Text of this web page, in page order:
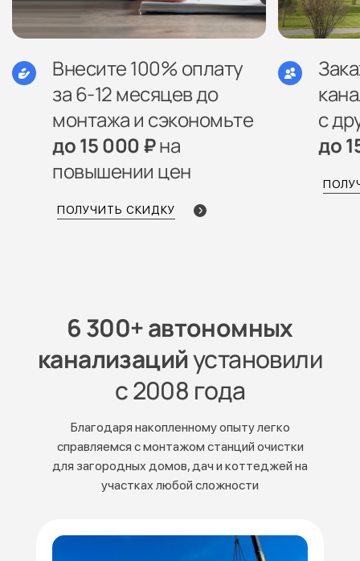
Внесите 100% оплату
за 6-12 месяцев до
монтажа и сэкономьте
до 15 000 ₽на
повышении цен
ПОЛУЧИТЬ СКИДКУ
с
до
6 300+ автономных
канализацийустановили
с 2008 года
Благодаря накопленному опыту легко
справляемся с монтажом станций очистки
для загородных домов, дач и коттеджей на
участках любой сложности